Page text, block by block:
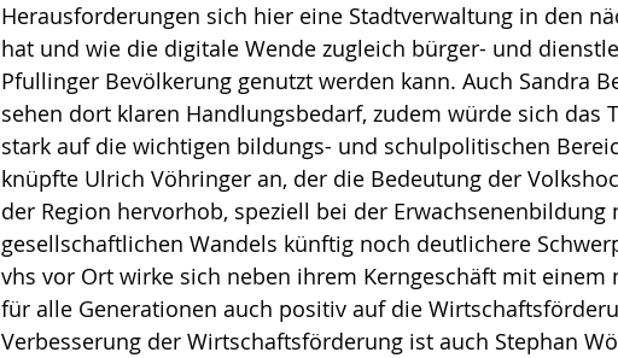
Herausforderungen sich hier eine Stadtverwaltung in den
hat und wie die digitale Wende zugleich bürger- und
Pfullinger Bevölkerung genutzt werden kann. Auch Sandra
sehen dort klaren Handlungsbedarf, zudem würde sich das
stark auf die wichtigen bildungs- und schulpolitischen
knüpfte Ulrich Vöhringer an, der die Bedeutung der
der Region hervorhob, speziell bei der Erwachsenenbildung
gesellschaftlichen Wandels künftig noch deutlichere
vhs vor Ort wirke sich neben ihrem Kerngeschäft mit
für alle Generationen auch positiv auf die
Verbesserung der Wirtschaftsförderung ist auch Stephan